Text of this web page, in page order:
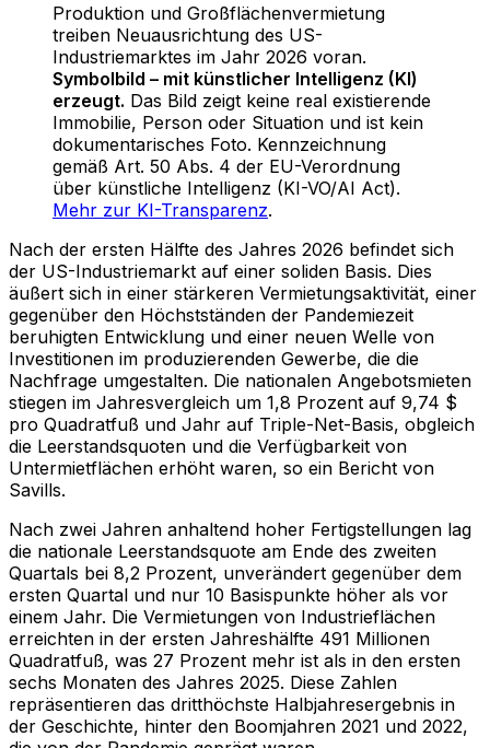
Produktion und Großflächenvermietung
treiben Neuausrichtung des US-
Industriemarktes im Jahr 2026 voran.
Symbolbild – mit künstlicher Intelligenz (KI)
erzeugt. Das Bild zeigt keine real existierende
Immobilie, Person oder Situation und ist kein
dokumentarisches Foto. Kennzeichnung
gemäß Art. 50 Abs. 4 der EU-Verordnung
über künstliche Intelligenz (KI-VO/AI Act).
Mehr zur KI-Transparenz.
Nach der ersten Hälfte des Jahres 2026 befindet sich
der US-Industriemarkt auf einer soliden Basis. Dies
äußert sich in einer stärkeren Vermietungsaktivität, einer
gegenüber den Höchstständen der Pandemiezeit
beruhigten Entwicklung und einer neuen Welle von
Investitionen im produzierenden Gewerbe, die die
Nachfrage umgestalten. Die nationalen Angebotsmieten
stiegen im Jahresvergleich um 1,8 Prozent auf 9,74 $
pro Quadratfuß und Jahr auf Triple-Net-Basis, obgleich
die Leerstandsquoten und die Verfügbarkeit von
Untermietflächen erhöht waren, so ein Bericht von
Savills.
Nach zwei Jahren anhaltend hoher Fertigstellungen lag
die nationale Leerstandsquote am Ende des zweiten
Quartals bei 8,2 Prozent, unverändert gegenüber dem
ersten Quartal und nur 10 Basispunkte höher als vor
einem Jahr. Die Vermietungen von Industrieflächen
erreichten in der ersten Jahreshälfte 491 Millionen
Quadratfuß, was 27 Prozent mehr ist als in den ersten
sechs Monaten des Jahres 2025. Diese Zahlen
repräsentieren das dritthöchste Halbjahresergebnis in
der Geschichte, hinter den Boomjahren 2021 und 2022,